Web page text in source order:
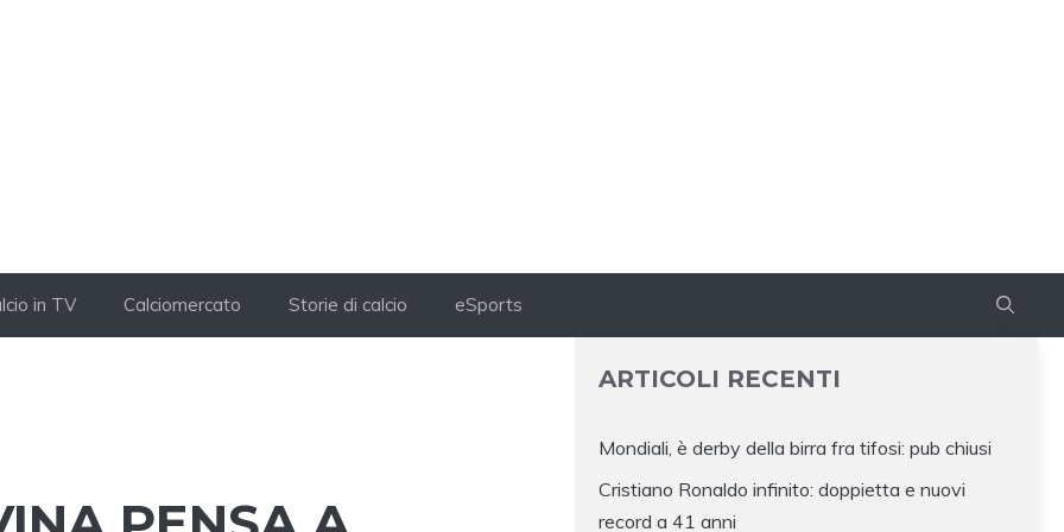
in TV Calciomercato Storie di calcio eSports
ARTICOLI RECENTI
Mondiali, è derby della birra fra tifosi: pub chiusi
Cristiano Ronaldo infinito: doppietta e nuovi
record a 41 anni